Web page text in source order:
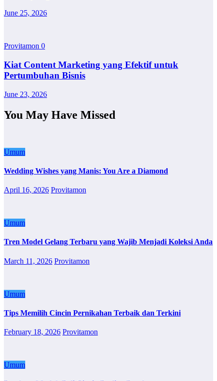
June 25, 2026
Provitamon 0
Kiat Content Marketing yang Efektif untuk
Pertumbuhan Bisnis
June 23, 2026
You May Have Missed
Umum
Wedding Wishes yang Manis: You Are a Diamond
April 16, 2026 Provitamon
Umum
Tren Model Gelang Terbaru yang Wajib Menjadi Koleksi Anda
March 11, 2026 Provitamon
Umum
Tips Memilih Cincin Pernikahan Terbaik dan Terkini
February 18, 2026 Provitamon
Umum